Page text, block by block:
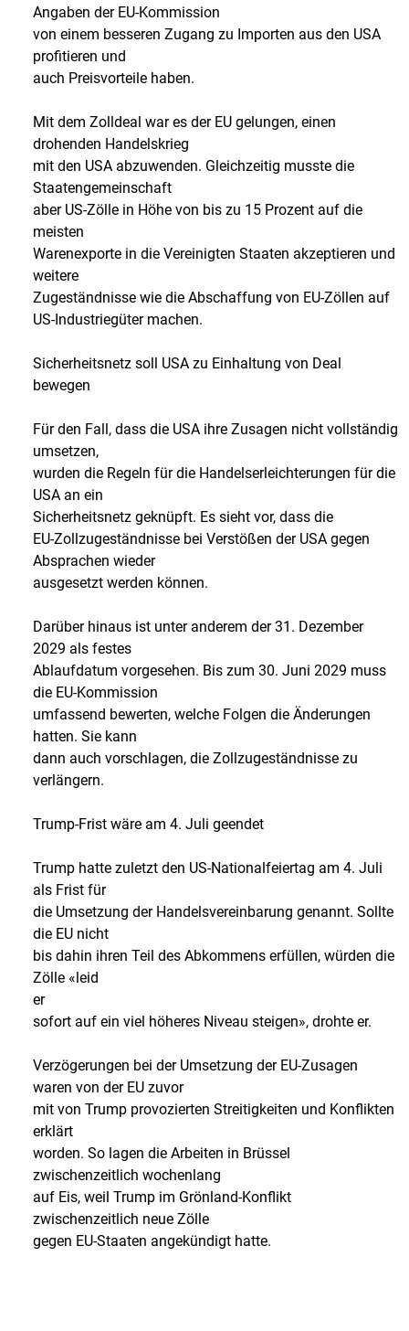
Angaben der EU-Kommission
von einem besseren Zugang zu Importen aus den USA
profitieren und
auch Preisvorteile haben.
Mit dem Zolldeal war es der EU gelungen, einen
drohenden Handelskrieg
mit den USA abzuwenden. Gleichzeitig musste die
Staatengemeinschaft
aber US-Zölle in Höhe von bis zu 15 Prozent auf die
meisten
Warenexporte in die Vereinigten Staaten akzeptieren und
weitere
Zugeständnisse wie die Abschaffung von EU-Zöllen auf
US-Industriegüter machen.
Sicherheitsnetz soll USA zu Einhaltung von Deal
bewegen
Für den Fall, dass die USA ihre Zusagen nicht vollständig
umsetzen,
wurden die Regeln für die Handelserleichterungen für die
USA an ein
Sicherheitsnetz geknüpft. Es sieht vor, dass die
EU-Zollzugeständnisse bei Verstößen der USA gegen
Absprachen wieder
ausgesetzt werden können.
Darüber hinaus ist unter anderem der 31. Dezember
2029 als festes
Ablaufdatum vorgesehen. Bis zum 30. Juni 2029 muss
die EU-Kommission
umfassend bewerten, welche Folgen die Änderungen
hatten. Sie kann
dann auch vorschlagen, die Zollzugeständnisse zu
verlängern.
Trump-Frist wäre am 4. Juli geendet
Trump hatte zuletzt den US-Nationalfeiertag am 4. Juli
als Frist für
die Umsetzung der Handelsvereinbarung genannt. Sollte
die EU nicht
bis dahin ihren Teil des Abkommens erfüllen, würden die
Zölle «leid
er
sofort auf ein viel höheres Niveau steigen», drohte er.
Verzögerungen bei der Umsetzung der EU-Zusagen
waren von der EU zuvor
mit von Trump provozierten Streitigkeiten und Konflikten
erklärt
worden. So lagen die Arbeiten in Brüssel
zwischenzeitlich wochenlang
auf Eis, weil Trump im Grönland-Konflikt
zwischenzeitlich neue Zölle
gegen EU-Staaten angekündigt hatte.